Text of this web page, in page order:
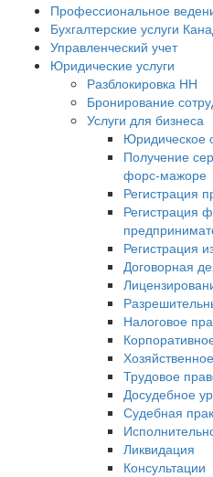
Профессиональное
Бухгалтерские услуги
Управленческий учет
Юридические услуги
Разблокировка НН
Бронирование
Услуги для бизнеса
Юридическое
Получение
форс-мажоре
Регистрация
Регистрация
Регистрация
Договорная
Налоговое
Трудовое
Досудебное
Судебная
Ликвидация
Консультации